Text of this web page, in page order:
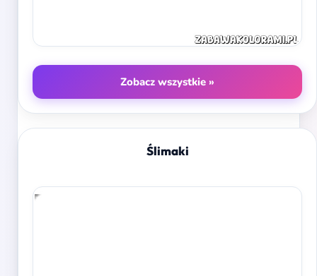
Zobacz wszystkie »
Ślimaki